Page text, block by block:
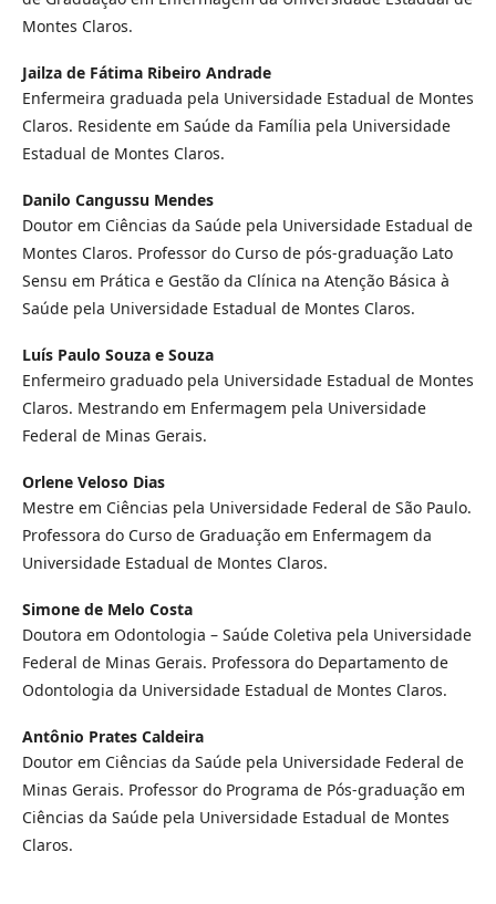
Montes Claros.
Jailza de Fátima Ribeiro Andrade
Enfermeira graduada pela Universidade Estadual de Montes
Claros. Residente em Saúde da Família pela Universidade
Estadual de Montes Claros.
Danilo Cangussu Mendes
Doutor em Ciências da Saúde pela Universidade Estadual de
Montes Claros. Professor do Curso de pós-graduação Lato
Sensu em Prática e Gestão da Clínica na Atenção Básica à
Saúde pela Universidade Estadual de Montes Claros.
Luís Paulo Souza e Souza
Enfermeiro graduado pela Universidade Estadual de Montes
Claros. Mestrando em Enfermagem pela Universidade
Federal de Minas Gerais.
Orlene Veloso Dias
Mestre em Ciências pela Universidade Federal de São Paulo.
Professora do Curso de Graduação em Enfermagem da
Universidade Estadual de Montes Claros.
Simone de Melo Costa
Doutora em Odontologia – Saúde Coletiva pela Universidade
Federal de Minas Gerais. Professora do Departamento de
Odontologia da Universidade Estadual de Montes Claros.
Antônio Prates Caldeira
Doutor em Ciências da Saúde pela Universidade Federal de
Minas Gerais. Professor do Programa de Pós-graduação em
Ciências da Saúde pela Universidade Estadual de Montes
Claros.